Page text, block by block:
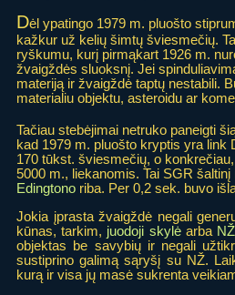
Dėl ypatingo 1979 m. pluošto
kažkur už kelių šimtų šviesmečių.
ryškumu, kurį pirmąkart 1926 m.
žvaigždės sluoksnį. Jei
materiją ir žvaigždė taptų nestabili.
materialiu objektu, asteroidu ar
Tačiau stebėjimai netruko paneigti
kad 1979 m. pluošto kryptis yra link
170 tūkst. šviesmečių, o
5000 m., liekanomis. Tai SGR
Edingtono riba. Per 0,2 sek. buvo
Jokia įprasta žvaigždė negali
kūnas, tarkim, juodoji skylėarba NŽ
objektas be savybių ir negali
sustiprino galimą sąryšį su NŽ.
kurą ir visa jų masė sukrenta